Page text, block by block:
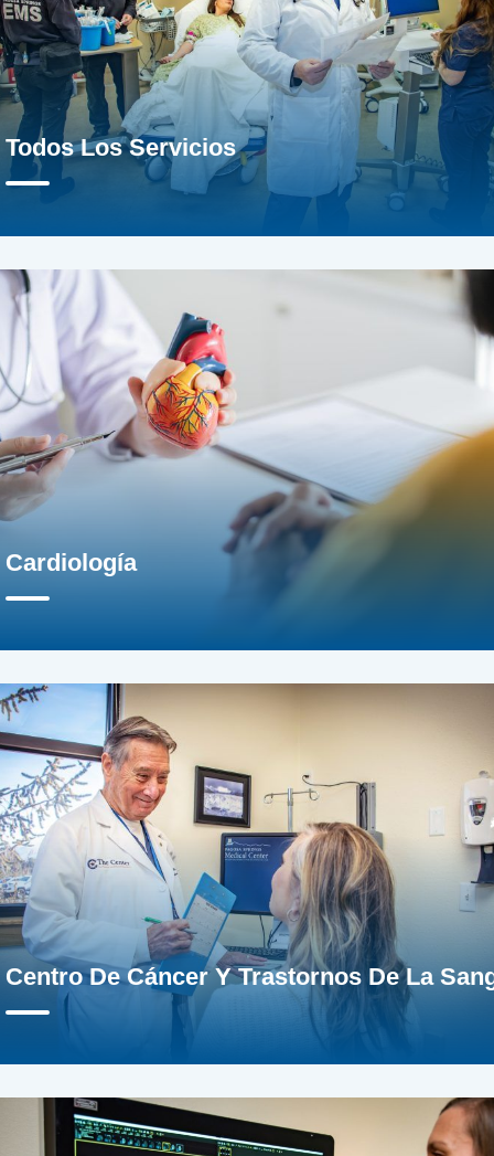
Todos Los Servicios
Cardiología
Centro De Cáncer Y Trastornos De La